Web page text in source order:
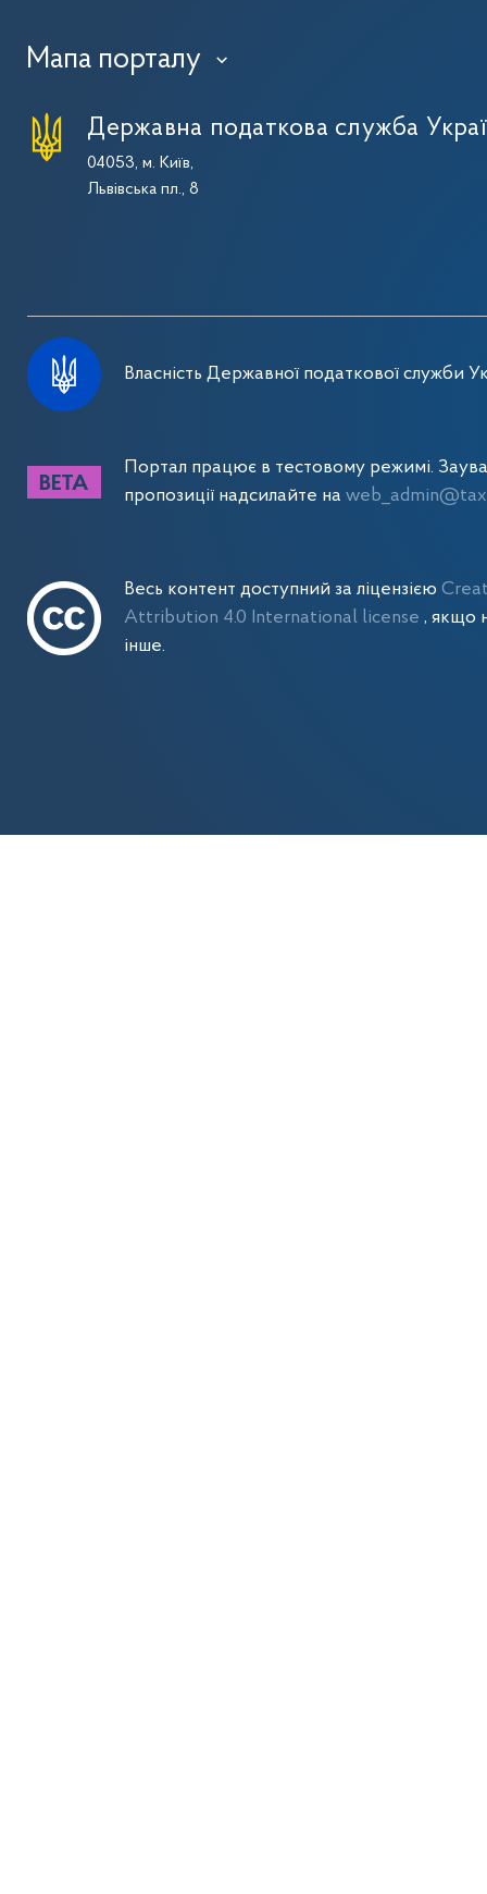
Мапа порталу ›
Державна податкова служба
04053, м. Київ,
Львівська пл., 8
Власність Державної податкової служби
Портал працює в тестовому режимі.
пропозиції надсилайте на
Весь контент доступний за ліцензією
Attribution 4.0 International license, якщо
інше.